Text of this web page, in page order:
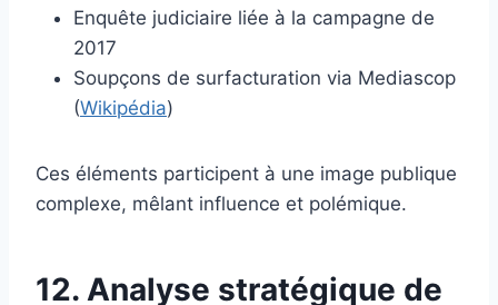
Enquête judiciaire liée à la campagne de
2017
Soupçons de surfacturation via Mediascop
(Wikipédia)
Ces éléments participent à une image publique
complexe, mêlant influence et polémique.
12. Analyse stratégique de